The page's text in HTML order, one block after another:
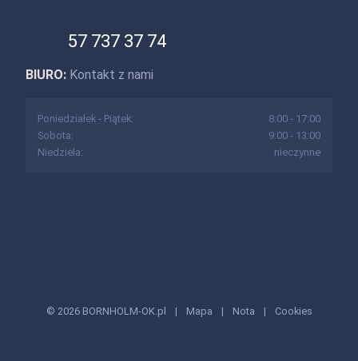
57 737 37 74
BIURO: Kontakt z nami
Poniedziałek - Piątek:
8:00 - 17:00
Sobota:
9:00 - 13:00
Niedziela:
nieczynne
© 2026 BORNHOLM-OK.pl | Mapa | Nota | Cookies